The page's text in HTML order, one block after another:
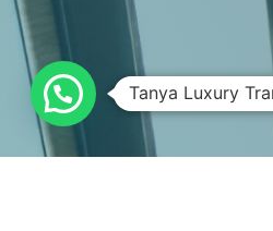
Tanya Luxury